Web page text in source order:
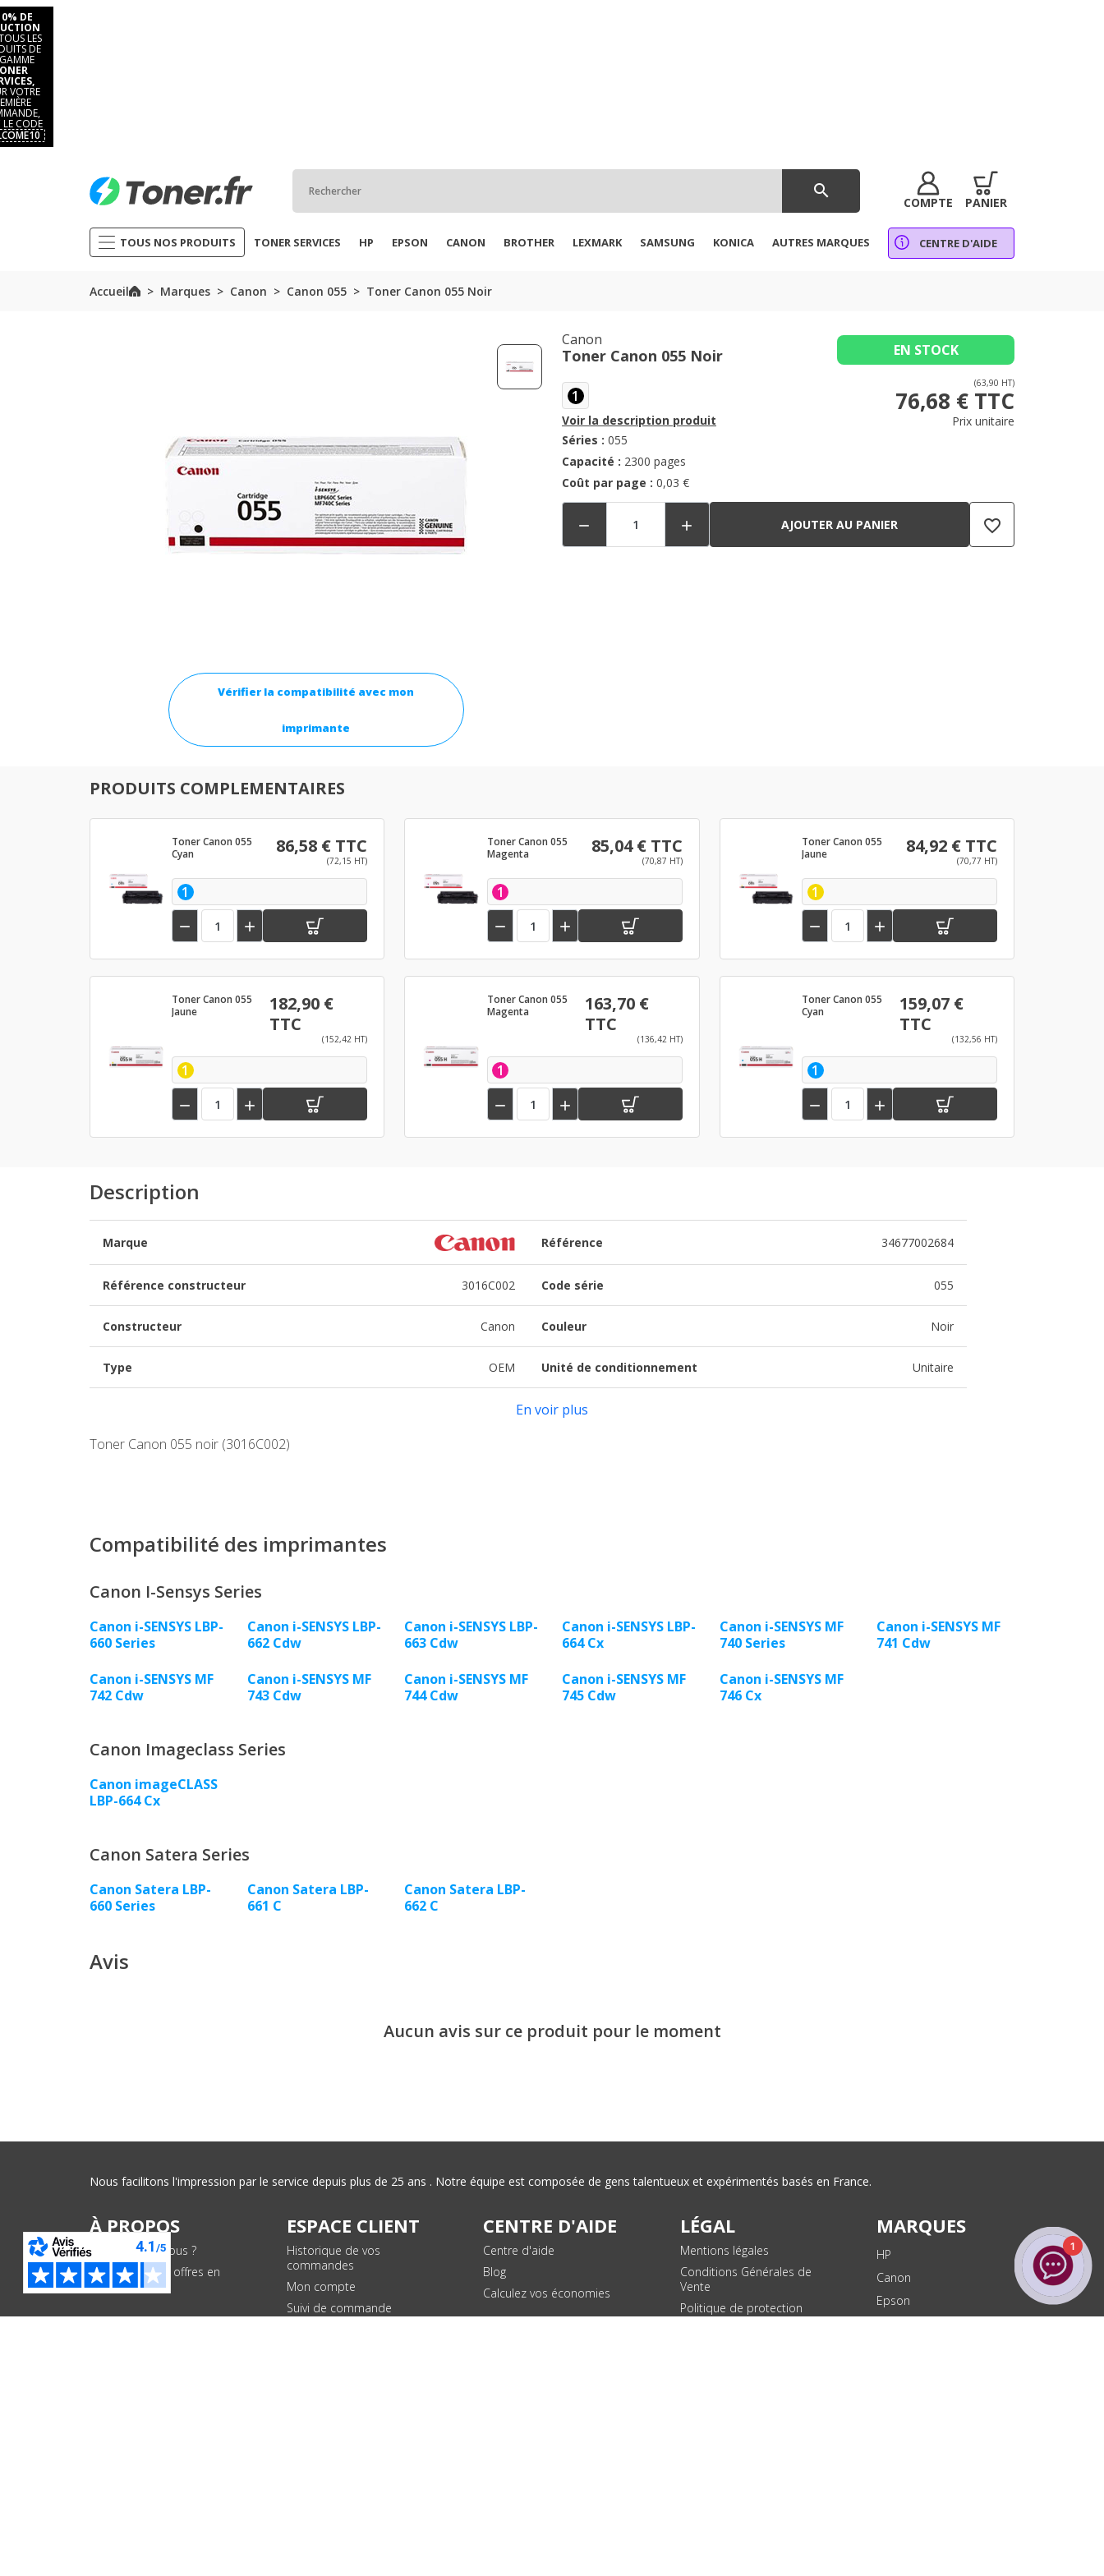
DE
LES
DE
VOTRE
LE CODE
search
COMPTE PANIER
TOUS NOS PRODUITS TONER SERVICES HP EPSON CANON BROTHER LEXMARK SAMSUNG KONICA AUTRES MARQUES CENTRE D'AIDE
Accueil Marques Canon Canon 055 Toner Canon 055 Noir
Vérifier la compatibilité avec mon
imprimante
Canon
Toner Canon 055 Noir EN STOCK
1
Voir la description produit
Séries : 055
Capacité : 2300 pages
Coût par page : 0,03 €
(63,90 HT)
76,68 € TTC
Prix unitaire
  AJOUTER AU PANIER favorite_border
PRODUITS COMPLEMENTAIRES
Toner Canon 055
Cyan
86,58 € TTC
(72,15 HT)
1
 
Toner Canon 055
Magenta
85,04 € TTC
(70,87 HT)
1
 
Toner Canon 055
Jaune
84,92 € TTC
(70,77 HT)
1
 
Toner Canon 055
Jaune
182,90 €
TTC
(152,42 HT)
1
 
Toner Canon 055
Magenta
163,70 €
TTC
(136,42 HT)
1
 
Toner Canon 055
Cyan
159,07 €
TTC
(132,56 HT)
1
 
Description
Marque Référence 34677002684
Référence constructeur 3016C002 Code série 055
Constructeur Canon Couleur Noir
Type OEM Unité de conditionnement Unitaire
En voir plus
Toner Canon 055 noir (3016C002)
Compatibilité des imprimantes
Canon I-Sensys Series
Canon i-SENSYS LBP-
660 Series
Canon i-SENSYS LBP-
662 Cdw
Canon i-SENSYS LBP-
663 Cdw
Canon i-SENSYS LBP-
664 Cx
Canon i-SENSYS MF
740 Series
Canon i-SENSYS MF
741 Cdw
Canon i-SENSYS MF
742 Cdw
Canon i-SENSYS MF
743 Cdw
Canon i-SENSYS MF
744 Cdw
Canon i-SENSYS MF
745 Cdw
Canon i-SENSYS MF
746 Cx
Canon Imageclass Series
Canon imageCLASS
LBP-664 Cx
Canon Satera Series
Canon Satera LBP-
660 Series
Canon Satera LBP-
661 C
Canon Satera LBP-
662 C
Avis
Aucun avis sur ce produit pour le moment
Nous facilitons l'impression par le service depuis plus de 25 ans . Notre équipe est composée de gens talentueux et expérimentés basés en France.
À PROPOS
Qui sommes-nous ?
Conditions des offres en
cours
ESPACE CLIENT
Historique de vos
commandes
Mon compte
Suivi de commande
CENTRE D'AIDE
Centre d'aide
Blog
Calculez vos économies
LÉGAL
Mentions légales
Conditions Générales de
Vente
Politique de protection
MARQUES
HP
Canon
Epson
1